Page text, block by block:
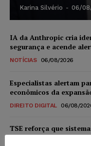
Karina Silvério - 06/
IA da Anthropic cria
segurança e acende
NOTÍCIAS 06/08/2026
Especialistas alertam
econômicos da
DIREITO DIGITAL 06/08/
TSE reforça que
invioláveis após